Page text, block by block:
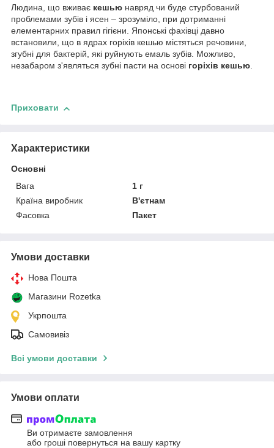
Людина, що вживає кешью навряд чи буде стурбований
проблемами зубів і ясен – зрозуміло, при дотриманні
елементарних правил гігієни. Японські фахівці давно
встановили, що в ядрах горіхів кешью містяться речовини,
згубні для бактерій, які руйнують емаль зубів. Можливо,
незабаром з'являться зубні пасти на основі горіхів кешью.
Приховати
Характеристики
Основні
Вага
1 г
Країна виробник
В'єтнам
Фасовка
Пакет
Умови доставки
Нова Пошта
Магазини Rozetka
Укрпошта
Самовивіз
Всі умови доставки
Умови оплати
Ви отримаєте замовлення
або гроші повернуться на вашу картку